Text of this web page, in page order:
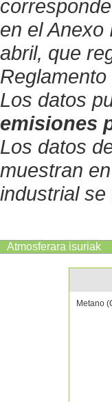
en el Anexo
abril, que
Los datos
emisiones
Los datos
muestran
industrial
Atmosferara isuriak
Metano